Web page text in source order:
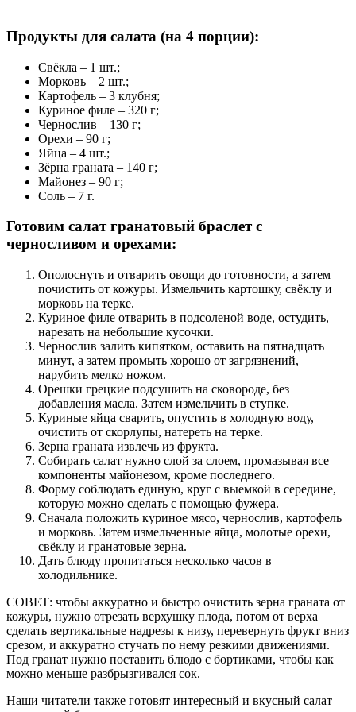
Продукты для салата (на 4 порции):
Свёкла – 1 шт.;
Морковь – 2 шт.;
Картофель – 3 клубня;
Куриное филе – 320 г;
Чернослив – 130 г;
Орехи – 90 г;
Яйца – 4 шт.;
Зёрна граната – 140 г;
Майонез – 90 г;
Соль – 7 г.
Готовим салат гранатовый браслет с
черносливом и орехами:
Ополоснуть и отварить овощи до готовности, а затем
почистить от кожуры. Измельчить картошку, свёклу и
морковь на терке.
Куриное филе отварить в подсоленой воде, остудить,
нарезать на небольшие кусочки.
Чернослив залить кипятком, оставить на пятнадцать
минут, а затем промыть хорошо от загрязнений,
нарубить мелко ножом.
Орешки грецкие подсушить на сковороде, без
добавления масла. Затем измельчить в ступке.
Куриные яйца сварить, опустить в холодную воду,
очистить от скорлупы, натереть на терке.
Зерна граната извлечь из фрукта.
Собирать салат нужно слой за слоем, промазывая все
компоненты майонезом, кроме последнего.
Форму соблюдать единую, круг с выемкой в середине,
которую можно сделать с помощью фужера.
Сначала положить куриное мясо, чернослив, картофель
и морковь. Затем измельченные яйца, молотые орехи,
свёклу и гранатовые зерна.
Дать блюду пропитаться несколько часов в
холодильнике.
СОВЕТ: чтобы аккуратно и быстро очистить зерна граната от
кожуры, нужно отрезать верхушку плода, потом от верха
сделать вертикальные надрезы к низу, перевернуть фрукт вниз
срезом, и аккуратно стучать по нему резкими движениями.
Под гранат нужно поставить блюдо с бортиками, чтобы как
можно меньше разбрызгивался сок.
Наши читатели также готовят интересный и вкусный салат